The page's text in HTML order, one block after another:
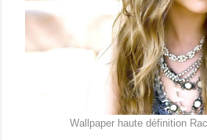
Wallpaper haute définition